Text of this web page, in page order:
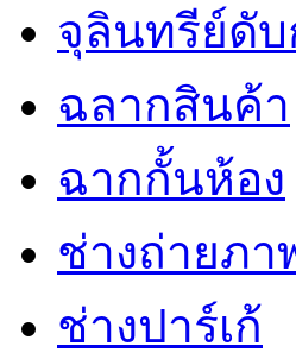
จุลินทรีย์ดั
ฉลากสินค้า
ฉากกั้นห้อง
ช่างถ่ายภา
ช่างปาร์เก้